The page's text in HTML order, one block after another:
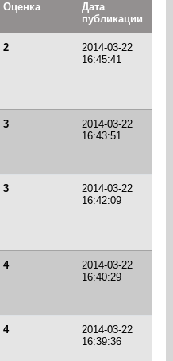
Оценка
Дата
публикации
2
2014-03-22
16:45:41
3
2014-03-22
16:43:51
3
2014-03-22
16:42:09
4
2014-03-22
16:40:29
4
2014-03-22
16:39:36